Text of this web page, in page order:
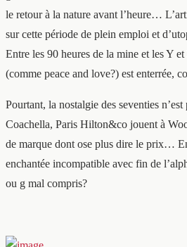
le retour à la nature avant l’heure…
sur cette période de plein emploi et
Entre les 90 heures de la mine et les Y
(comme peace and love?) est enterrée,
Pourtant, la nostalgie des seventies
Coachella, Paris Hilton&co jouent à
de marque dont ose plus dire le prix…
enchantée incompatible avec fin de
ou g mal compris?